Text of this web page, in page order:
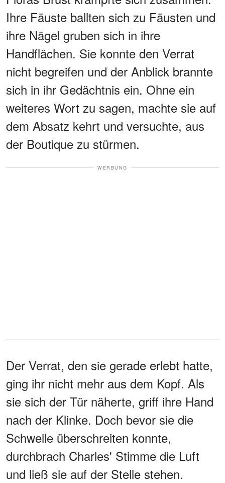
Ihre Fäuste ballten sich zu Fäusten und
ihre Nägel gruben sich in ihre
Handflächen. Sie konnte den Verrat
nicht begreifen und der Anblick brannte
sich in ihr Gedächtnis ein. Ohne ein
weiteres Wort zu sagen, machte sie auf
dem Absatz kehrt und versuchte, aus
der Boutique zu stürmen.
WERBUNG
Der Verrat, den sie gerade erlebt hatte,
ging ihr nicht mehr aus dem Kopf. Als
sie sich der Tür näherte, griff ihre Hand
nach der Klinke. Doch bevor sie die
Schwelle überschreiten konnte,
durchbrach Charles' Stimme die Luft
und ließ sie auf der Stelle stehen.